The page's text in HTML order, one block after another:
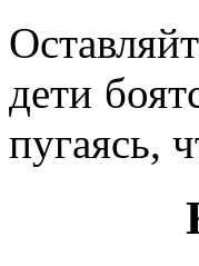
дети
пугаясь,